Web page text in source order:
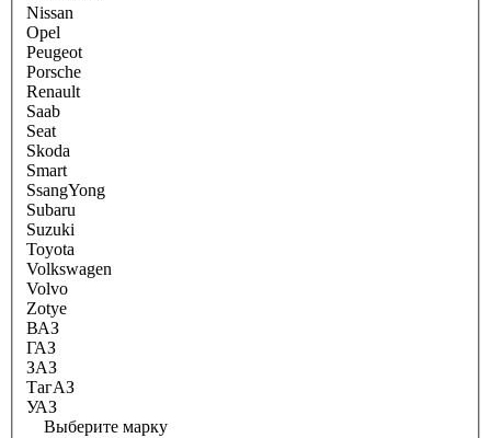
Nissan
Opel
Peugeot
Porsche
Renault
Saab
Seat
Skoda
Smart
SsangYong
Subaru
Suzuki
Toyota
Volkswagen
Volvo
Zotye
ВАЗ
ГАЗ
ЗАЗ
ТагАЗ
УАЗ
Выберите марку